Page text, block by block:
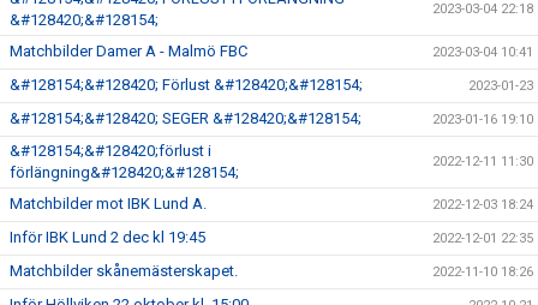
&#128420;&#128154;
2023-03-04 22:18
Matchbilder Damer A - Malmö FBC 2023-03-04 10:41
&#128154;&#128420; Förlust &#128420;&#128154; 2023-01-23
&#128154;&#128420; SEGER &#128420;&#128154; 2023-01-16 19:10
&#128154;&#128420;förlust i
förlängning&#128420;&#128154;
2022-12-11 11:30
Matchbilder mot IBK Lund A. 2022-12-03 18:24
Inför IBK Lund 2 dec kl 19:45 2022-12-01 22:35
Matchbilder skånemästerskapet. 2022-11-10 18:26